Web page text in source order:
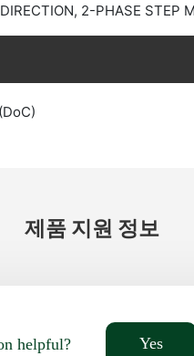
2-PHASE STEP
제품 지원 정보
helpful? Yes